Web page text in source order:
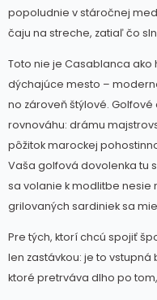
popoludnie v stáročnej
čaju na streche, zatiaľ čo
Toto nie je Casablanca ako
dýchajúce mesto –
no zároveň štýlové.
rovnováhu: drámu
pôžitok marockej
Vaša golfová dovolenka tu
sa volanie k modlitbe nesie
grilovaných sardiniek sa
Pre tých, ktorí chcú spojiť
len zastávkou: je to
ktoré pretrváva dlho po